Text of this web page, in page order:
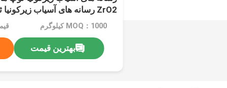
ZrO2 رسانه های آسیاب زیرکونیا ثابت شده
MOQ：1000 کیلوگرم
بهترین قیمت